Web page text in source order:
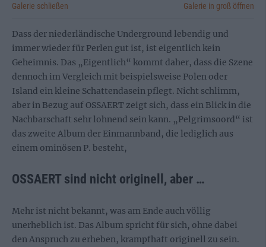
Galerie schließen Galerie in groß öffnen
Dass der niederländische Underground lebendig und
immer wieder für Perlen gut ist, ist eigentlich kein
Geheimnis. Das „Eigentlich“ kommt daher, dass die Szene
dennoch im Vergleich mit beispielsweise Polen oder
Island ein kleine Schattendasein pflegt. Nicht schlimm,
aber in Bezug auf OSSAERT zeigt sich, dass ein Blick in die
Nachbarschaft sehr lohnend sein kann. „Pelgrimsoord“ ist
das zweite Album der Einmannband, die lediglich aus
einem ominösen P. besteht,
OSSAERT sind nicht originell, aber …
Mehr ist nicht bekannt, was am Ende auch völlig
unerheblich ist. Das Album spricht für sich, ohne dabei
den Anspruch zu erheben, krampfhaft originell zu sein.